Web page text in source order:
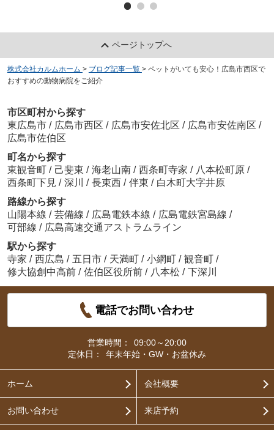
ページトップへ
株式会社カルムホーム > ブログ記事一覧 > ペットがいても安心！広島市西区で
おすすめの動物病院をご紹介
市区町村から探す
東広島市 / 広島市西区 / 広島市安佐北区 / 広島市安佐南区 /
広島市佐伯区
町名から探す
東観音町 / 己斐東 / 海老山南 / 西条町寺家 / 八本松町原 /
西条町下見 / 深川 / 長束西 / 伴東 / 白木町大字井原
路線から探す
山陽本線 / 芸備線 / 広島電鉄本線 / 広島電鉄宮島線 /
可部線 / 広島高速交通アストラムライン
駅から探す
寺家 / 西広島 / 五日市 / 天満町 / 小網町 / 観音町 /
修大協創中高前 / 佐伯区役所前 / 八本松 / 下深川
電話でお問い合わせ
営業時間：
09:00～20:00
定休日：
年末年始・GW・お盆休み
ホーム 会社概要
お問い合わせ 来店予約